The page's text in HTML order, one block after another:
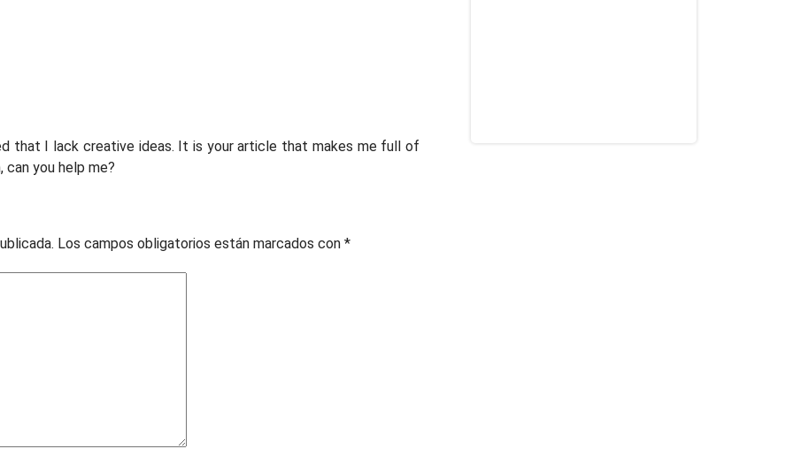
that I lack creative ideas. It is your article that makes me full of
can you help me?
Los campos obligatorios están marcados con *